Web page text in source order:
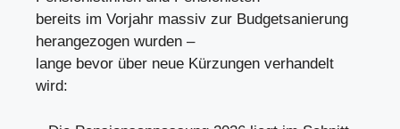
bereits im Vorjahr massiv zur Budgetsanierung
herangezogen wurden –
lange bevor über neue Kürzungen verhandelt
wird: